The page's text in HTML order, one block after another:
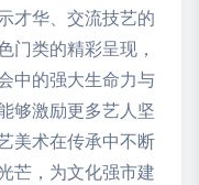
才华、交流技艺的
门类的精彩呈现，
中的强大生命力与
够激励更多艺人坚
美术在传承中不断
芒，为文化强市建